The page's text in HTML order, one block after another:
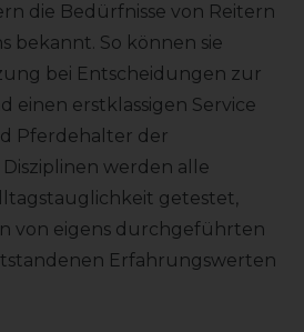
die Bedürfnisse von Reitern
bekannt. So können sie
bei Entscheidungen zur
einen erstklassigen Service
Pferdehalter der
werden alle
getestet,
von eigens durchgeführten
Erfahrungswerten